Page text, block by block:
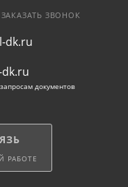
ЗАКАЗАТЬ ЗВОНОК
dk.ru
документов
РАБОТЕ